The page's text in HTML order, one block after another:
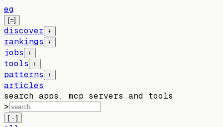
eg
[=]
discover +
rankings +
jobs +
tools +
patterns +
articles
search apps, mcp servers and tools
>
[ · ]